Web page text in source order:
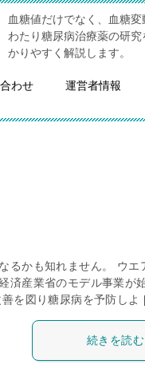
血糖値だけでなく、血糖
わたり糖尿病治療薬の研
かりやすく解説します。
わせ 運営者情報
るかも知れません。 ウエ
済産業省のモデル事業が
を図り糖尿病を予防し
続きを読む